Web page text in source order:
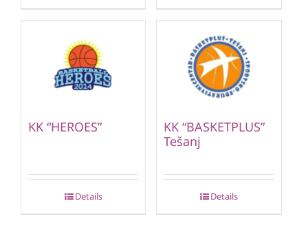
KK “HEROES”
Details
KK “BASKETPLUS”
Tešanj
Details